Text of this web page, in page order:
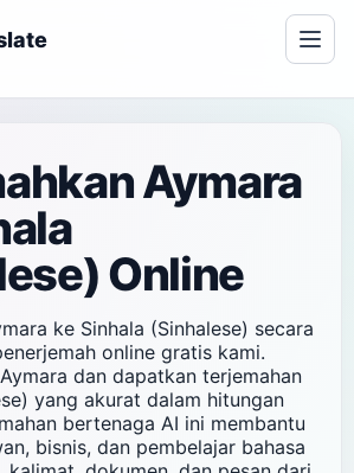
Aymara
Online
ke Sinhala (Sinhalese) secara
online gratis kami.
dan dapatkan terjemahan
yang akurat dalam hitungan
bertenaga AI ini membantu
bisnis, dan pembelajar bahasa